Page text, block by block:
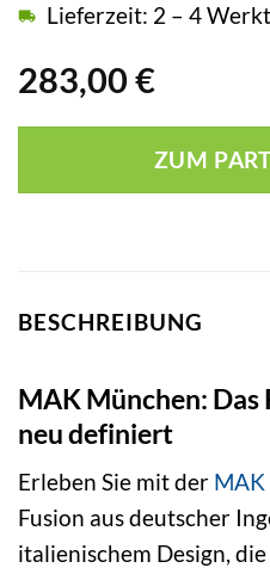
283,00 €
Lieferzeit: 2 – 4
ZUM
BESCHREIBUNG
MAK München: Das
neu definiert
Erleben Sie mit der MAK
Fusion aus deutscher
italienischem Design,